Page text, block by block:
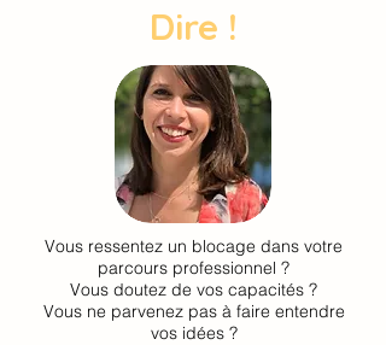
Dire !
Vous ressentez un blocage dans votre
parcours professionnel ?
Vous doutez de vos capacités ?
Vous ne parvenez pas à faire entendre
vos idées ?